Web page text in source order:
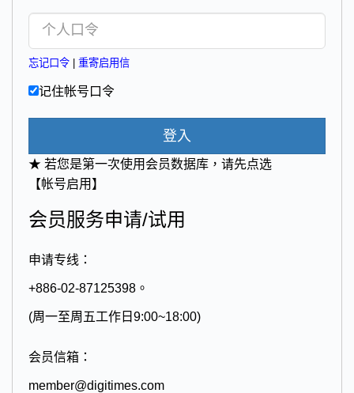
忘记口令 重寄启用信
记住帐号口令
登入
★ 若您是第一次使用会员数据库，请先点选
【帐号启用】
会员服务申请/试用
申请专线：
+886-02-87125398。
(周一至周五工作日9:00~18:00)
会员信箱：
member@digitimes.com